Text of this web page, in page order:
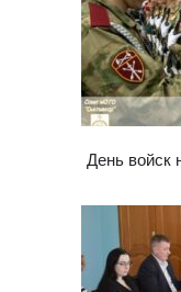
День войск